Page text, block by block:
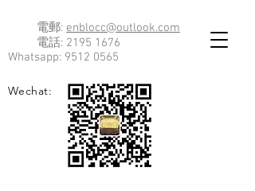
電郵: enblocc@outlook.com
電話: 2195 1676
Whatsapp: 9512 0565
Wechat: